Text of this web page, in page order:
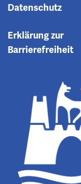
Datenschutz
Erklärung zur
Barrierefreiheit